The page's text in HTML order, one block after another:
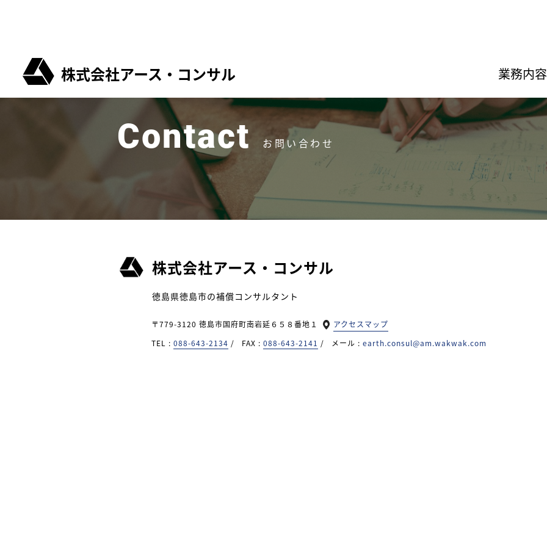
株式会社アース・コンサル 業務内容
Contact お問い合わせ
株式会社アース・コンサル
徳島県徳島市の補償コンサルタント
〒779-3120 徳島市国府町南岩延６５８番地１
アクセスマップ
TEL : 088-643-2134 / FAX : 088-643-2141 / メール : earth.consul@am.wakwak.com